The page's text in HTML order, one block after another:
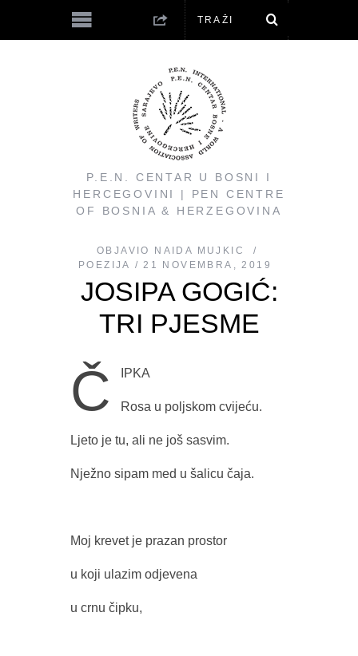
P.E.N. CENTAR U BOSNI I
HERCEGOVINI | PEN CENTRE
OF BOSNIA & HERZEGOVINA
OBJAVIO
NAIDA MUJKIC
POEZIJA
21 NOVEMBRA, 2019
JOSIPA GOGIĆ:
TRI PJESME
Č IPKA
Rosa u poljskom cvijeću.
Ljeto je tu, ali ne još sasvim.
Nježno sipam med u šalicu čaja.
Moj krevet je prazan prostor
u koji ulazim odjevena
u crnu čipku,